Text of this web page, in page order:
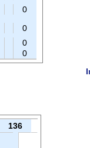
0
0
0
0
136